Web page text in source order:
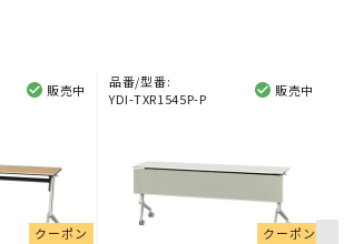
販売中
クーポン
品番/型番:
YDI-TXR1545P-P
販売中
クーポン